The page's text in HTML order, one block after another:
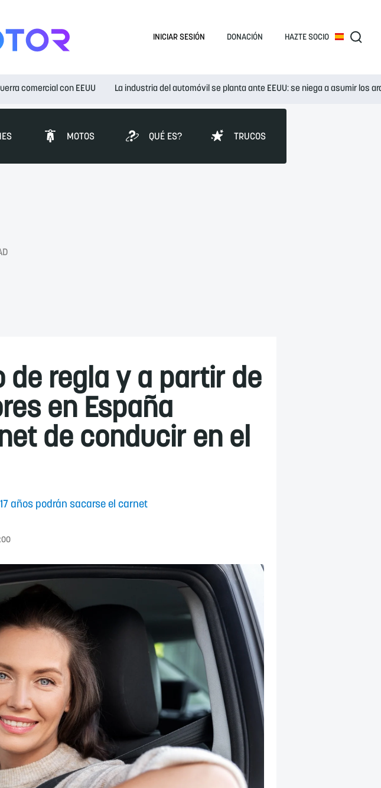
INICIAR SESIÓN DONACIÓN HAZTE SOCIO
comercial con EEUU La industria del automóvil se planta ante EEUU: se niega a asumir los
MOTOS QUÉ ES? TRUCOS
de regla y a partir de
en España
de conducir en el
años podrán sacarse el carnet